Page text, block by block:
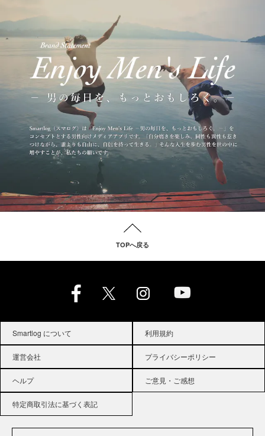
TOPへ戻る
Smartlog について 利用規約
運営会社 プライバシーポリシー
ヘルプ ご意見・ご感想
特定商取引法に基づく表記